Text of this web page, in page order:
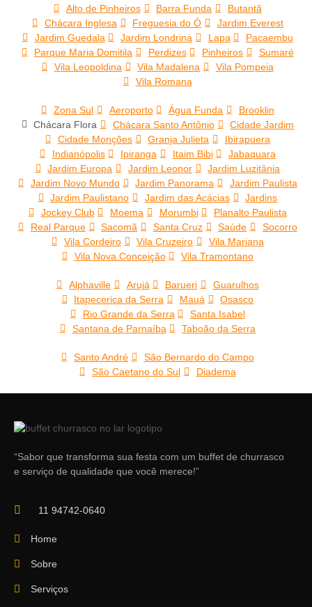
Alto de Pinheiros
Barra Funda
Butantã
Chácara Inglesa
Freguesia do Ó
Jardim Everest
Jardim Guedala
Jardim Londrina Lapa
Pacaembu
Parque Maria Domitila
Perdizes Pinheiros
Sumaré
Vila Leopoldina
Vila Madalena
Vila Pompeia
Vila Romana
Zona Sul Aeroporto Água Funda
Brooklin
Chácara Flora
Chácara Santo Antônio
Cidade Jardim
Cidade Monções
Granja Julieta
Ibirapuera
Indianópolis
Ipiranga Itaim Bibi
Jabaquara
Jardim Europa
Jardim Leonor
Jardim Luzitânia
Jardim Novo Mundo
Jardim Panorama
Jardim Paulista
Jardim Paulistano
Jardim das Acácias
Jardins
Jockey Club
Moema Morumbi
Planalto Paulista
Real Parque
Sacomã Santa Cruz Saúde
Socorro
Vila Cordeiro
Vila Cruzeiro
Vila Mariana
Vila Nova Conceição
Vila Tramontano
Alphaville Arujá Barueri
Guarulhos
Itapecerica da Serra
Mauá
Osasco
Rio Grande da Serra
Santa Isabel
Santana de Parnaíba
Taboão da Serra
Santo André
São Bernardo do Campo
São Caetano do Sul
Diadema
“Sabor que transforma sua festa com um buffet de churrasco
e serviço de qualidade que você merece!”
11 94742-0640
Home
Sobre
Serviços